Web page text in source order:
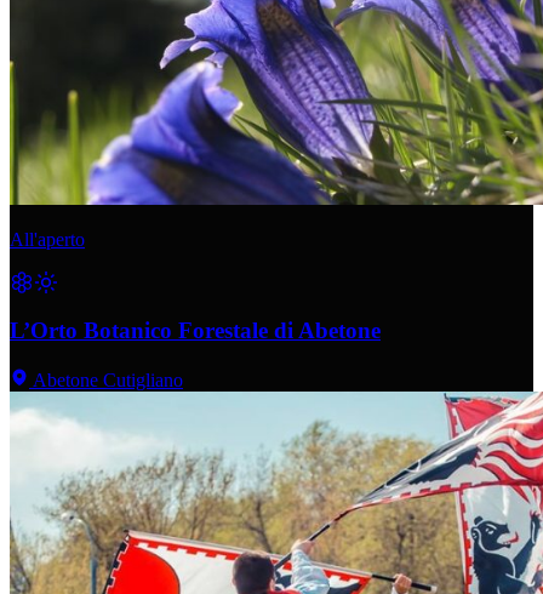
All'aperto
L’Orto Botanico Forestale di Abetone
Abetone Cutigliano